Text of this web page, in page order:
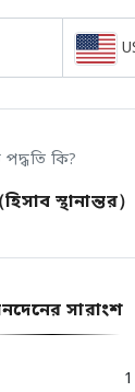
কি?
স্থানান্তর）
সারাংশ